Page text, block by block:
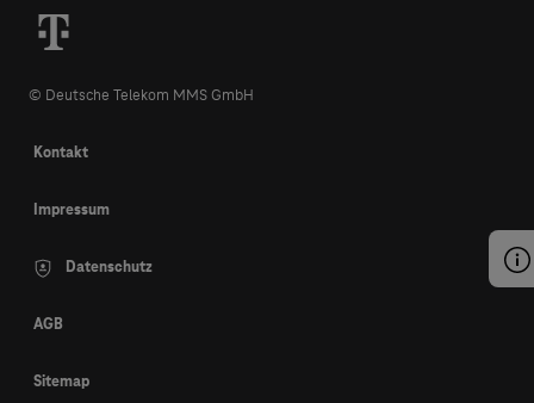
© Deutsche Telekom MMS GmbH
Kontakt
Impressum
Datenschutz
AGB
Sitemap